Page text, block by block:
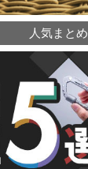
人気まとめ